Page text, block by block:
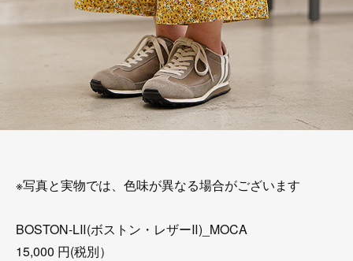
※写真と実物では、色味が異なる場合がございます
BOSTON-LⅡ(ボストン・レザーⅡ)_MOCA
15,000 円(税別）